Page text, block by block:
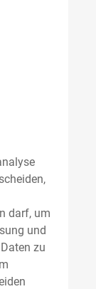
darf, um
und
zu